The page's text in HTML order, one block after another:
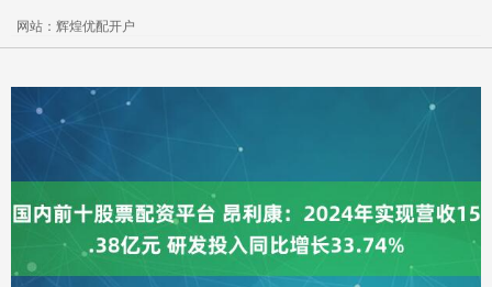
网站：辉煌优配开户